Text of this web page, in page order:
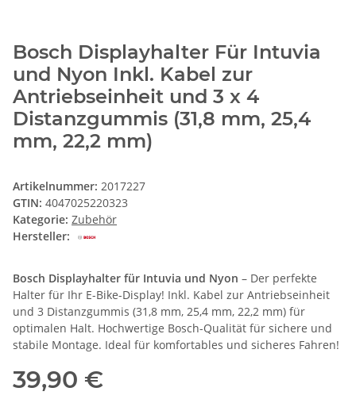
Bosch Displayhalter Für Intuvia
und Nyon Inkl. Kabel zur
Antriebseinheit und 3 x 4
Distanzgummis (31,8 mm, 25,4
mm, 22,2 mm)
Artikelnummer: 2017227
GTIN: 4047025220323
Kategorie: Zubehör
Hersteller:
Bosch Displayhalter für Intuvia und Nyon – Der perfekte
Halter für Ihr E-Bike-Display! Inkl. Kabel zur Antriebseinheit
und 3 Distanzgummis (31,8 mm, 25,4 mm, 22,2 mm) für
optimalen Halt. Hochwertige Bosch-Qualität für sichere und
stabile Montage. Ideal für komfortables und sicheres Fahren!
39,90 €